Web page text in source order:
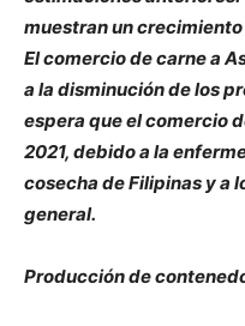
muestran un
El comercio de carne a
a la disminución de los
espera que el comercio
2021, debido a la
cosecha de Filipinas y a
general.
Producción de